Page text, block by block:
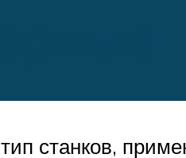
станков,